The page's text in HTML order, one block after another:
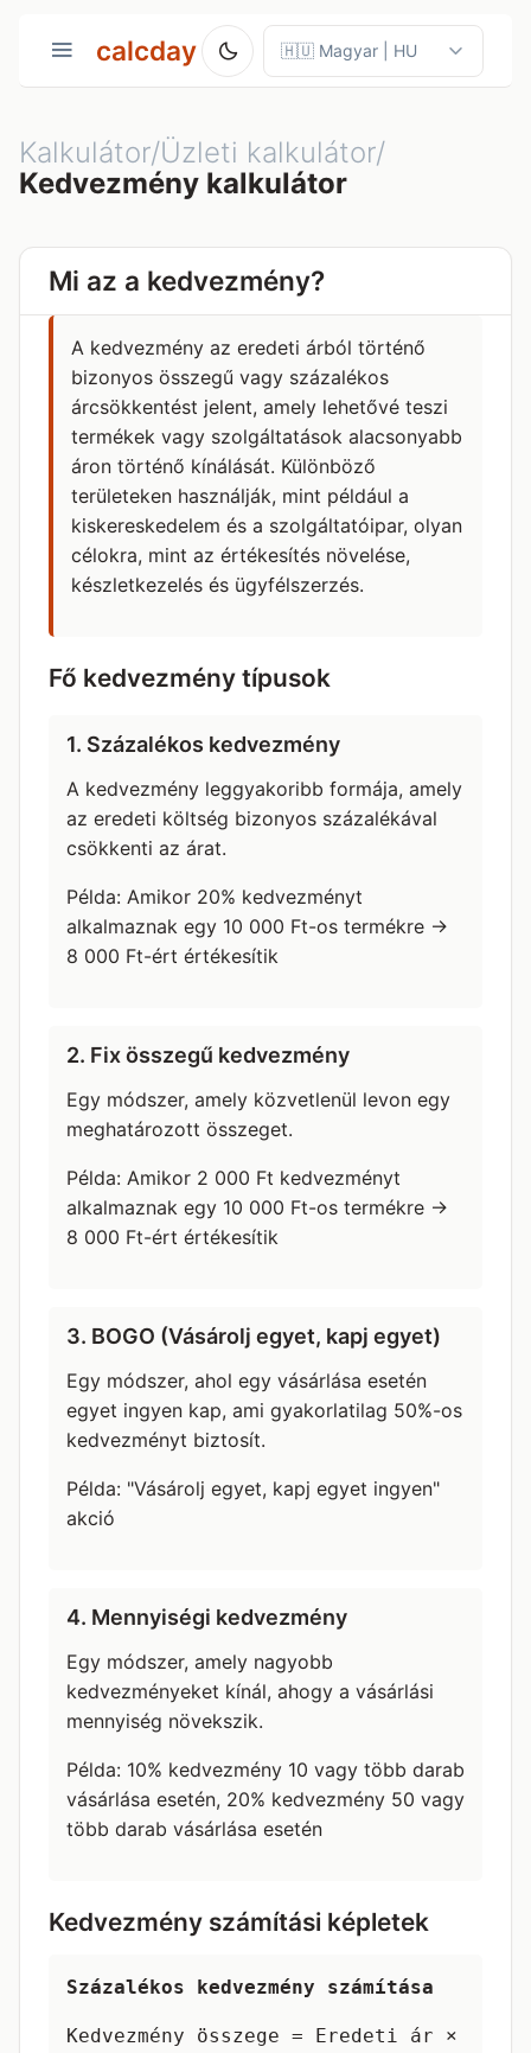
calcday
Kalkulátor/Üzleti kalkulátor/
Kedvezmény kalkulátor
Mi az a kedvezmény?
A kedvezmény az eredeti árból történő
bizonyos összegű vagy százalékos
árcsökkentést jelent, amely lehetővé teszi
termékek vagy szolgáltatások alacsonyabb
áron történő kínálását. Különböző
területeken használják, mint például a
kiskereskedelem és a szolgáltatóipar, olyan
célokra, mint az értékesítés növelése,
készletkezelés és ügyfélszerzés.
Fő kedvezmény típusok
1. Százalékos kedvezmény
A kedvezmény leggyakoribb formája, amely
az eredeti költség bizonyos százalékával
csökkenti az árat.
Példa: Amikor 20% kedvezményt
alkalmaznak egy 10 000 Ft-os termékre →
8 000 Ft-ért értékesítik
2. Fix összegű kedvezmény
Egy módszer, amely közvetlenül levon egy
meghatározott összeget.
Példa: Amikor 2 000 Ft kedvezményt
alkalmaznak egy 10 000 Ft-os termékre →
8 000 Ft-ért értékesítik
3. BOGO (Vásárolj egyet, kapj egyet)
Egy módszer, ahol egy vásárlása esetén
egyet ingyen kap, ami gyakorlatilag 50%-os
kedvezményt biztosít.
Példa: "Vásárolj egyet, kapj egyet ingyen"
akció
4. Mennyiségi kedvezmény
Egy módszer, amely nagyobb
kedvezményeket kínál, ahogy a vásárlási
mennyiség növekszik.
Példa: 10% kedvezmény 10 vagy több darab
vásárlása esetén, 20% kedvezmény 50 vagy
több darab vásárlása esetén
Kedvezmény számítási képletek
Százalékos kedvezmény számítása
Kedvezmény összege = Eredeti ár ×